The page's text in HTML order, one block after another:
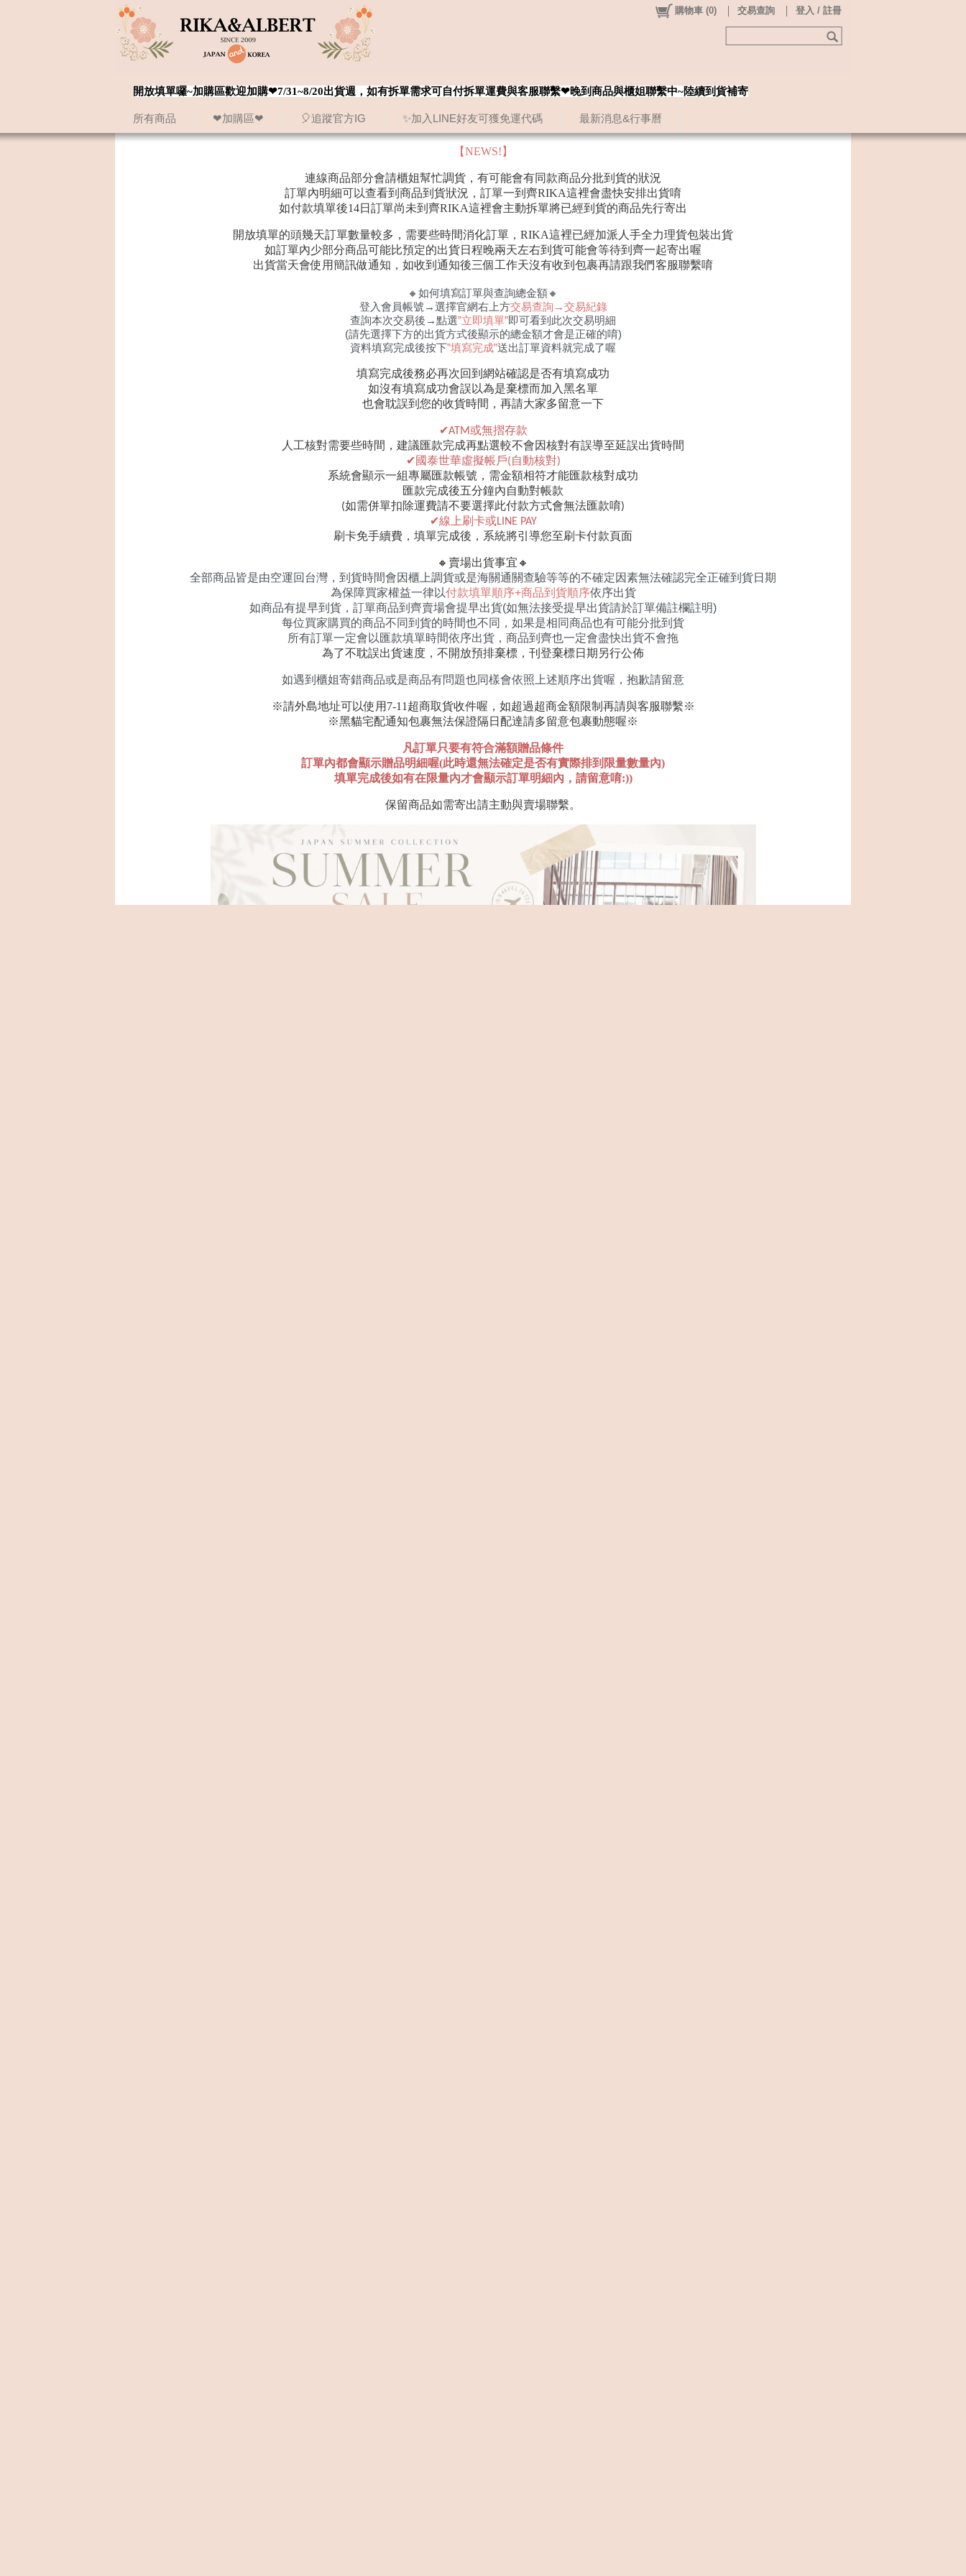
所有商品 ❤加購區❤ 🎈追蹤官方IG ✨加入LINE好友可獲免運代碼 最新消息&行事曆
購物車 (0) 交易查詢 登入 / 註冊
開放填單囉~加購區歡迎加購❤7/31~8/20出貨週，如有拆單需求可自付拆單運費與客服聯繫❤晚到商品與櫃姐聯繫中~陸續到貨補寄